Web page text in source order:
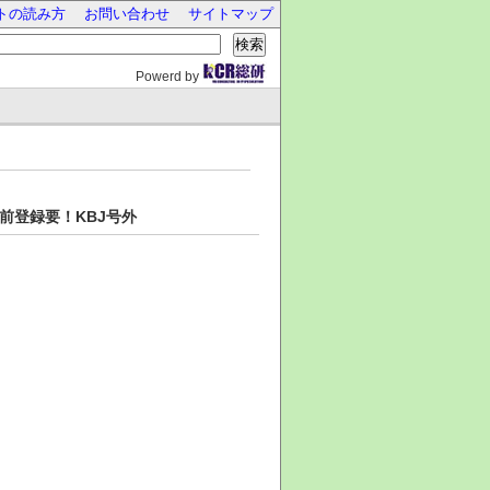
の読み方 お問い合わせ
サイトマップ
検索
Powerd by
登録要！KBJ号外